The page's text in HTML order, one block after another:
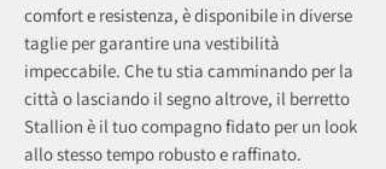
comfort e resistenza, è disponibile in diverse
taglie per garantire una vestibilità
impeccabile. Che tu stia camminando per la
città o lasciando il segno altrove, il berretto
Stallion è il tuo compagno fidato per un look
allo stesso tempo robusto e raffinato.